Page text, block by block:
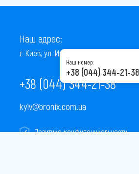
Наш адрес:
г. Киев, ул. Институтская, 22/7, оф. 41
+38 (044) 344-21-38
kyiv@bronix.com.ua
Политика конфиденциальности
Наш номер:
+38 (044) 344-21-38